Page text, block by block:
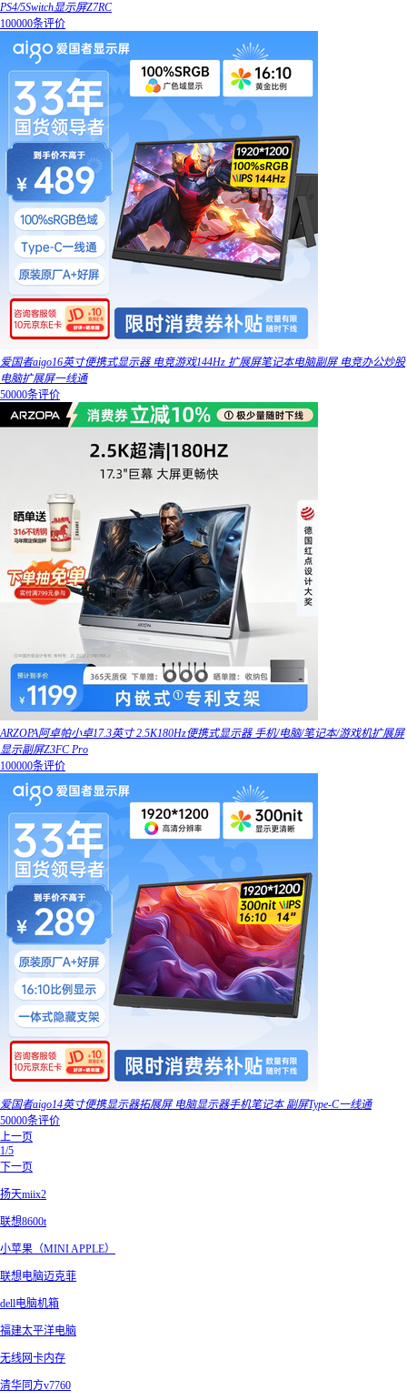
PS4/5Switch显示屏Z7RC
100000条评价
爱国者aigo16英寸便携式显示器 电竞游戏144Hz 扩展屏笔记本电脑副屏 电竞办公炒股
电脑扩展屏一线通
50000条评价
ARZOPA阿卓帕小卓17.3英寸 2.5K180Hz便携式显示器 手机/电脑/笔记本/游戏机扩展屏
显示副屏Z3FC Pro
100000条评价
爱国者aigo14英寸便携显示器拓展屏 电脑显示器手机笔记本 副屏Type-C一线通
50000条评价
上一页
1/5
下一页
扬天miix2
联想8600t
小苹果（MINI APPLE）
联想电脑迈克菲
dell电脑机箱
福建太平洋电脑
无线网卡内存
清华同方v7760